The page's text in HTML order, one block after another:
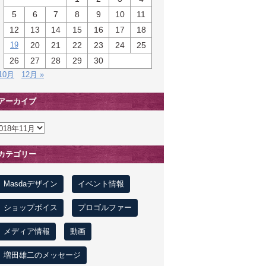
5
6 7 8 9 10
11
12
13 14 15 16 17 18
19 20 21 22 23 24
25
26
27 28 29 30
月 12月 »
ーカイブ
テゴリー
Masdaデザイン イベント情報
ショップボイス プロゴルファー
メディア情報 動画
増田雄二のメッセージ